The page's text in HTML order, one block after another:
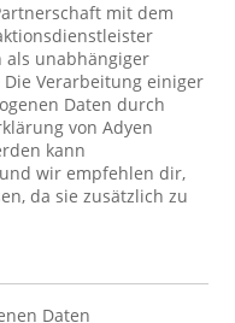
mit dem
als unabhängiger
Verarbeitung einiger
Daten durch
von Adyen
kann
wir empfehlen dir,
da sie zusätzlich zu
Daten